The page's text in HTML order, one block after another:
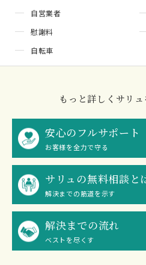
自営業者
慰謝料
自転車
もっと詳しくサリ
安心のフルサポート
お客様を全力で守る
サリュの無料相談と
解決までの筋道を示す
解決までの流れ
ベストを尽くす